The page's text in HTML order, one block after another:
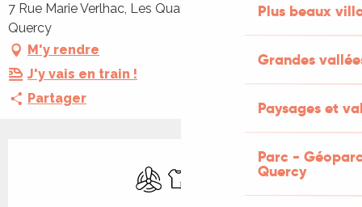
Plus beaux
Grandes
Paysages et
Parc -
Quercy
7 Rue Marie Verlhac, Les Quatre Routes, 46110 Vignon-en-
Quercy
M'y rendre
J'y vais en train !
Partager
Ouverture et coordonnées
Air conditionné
Draps et linge